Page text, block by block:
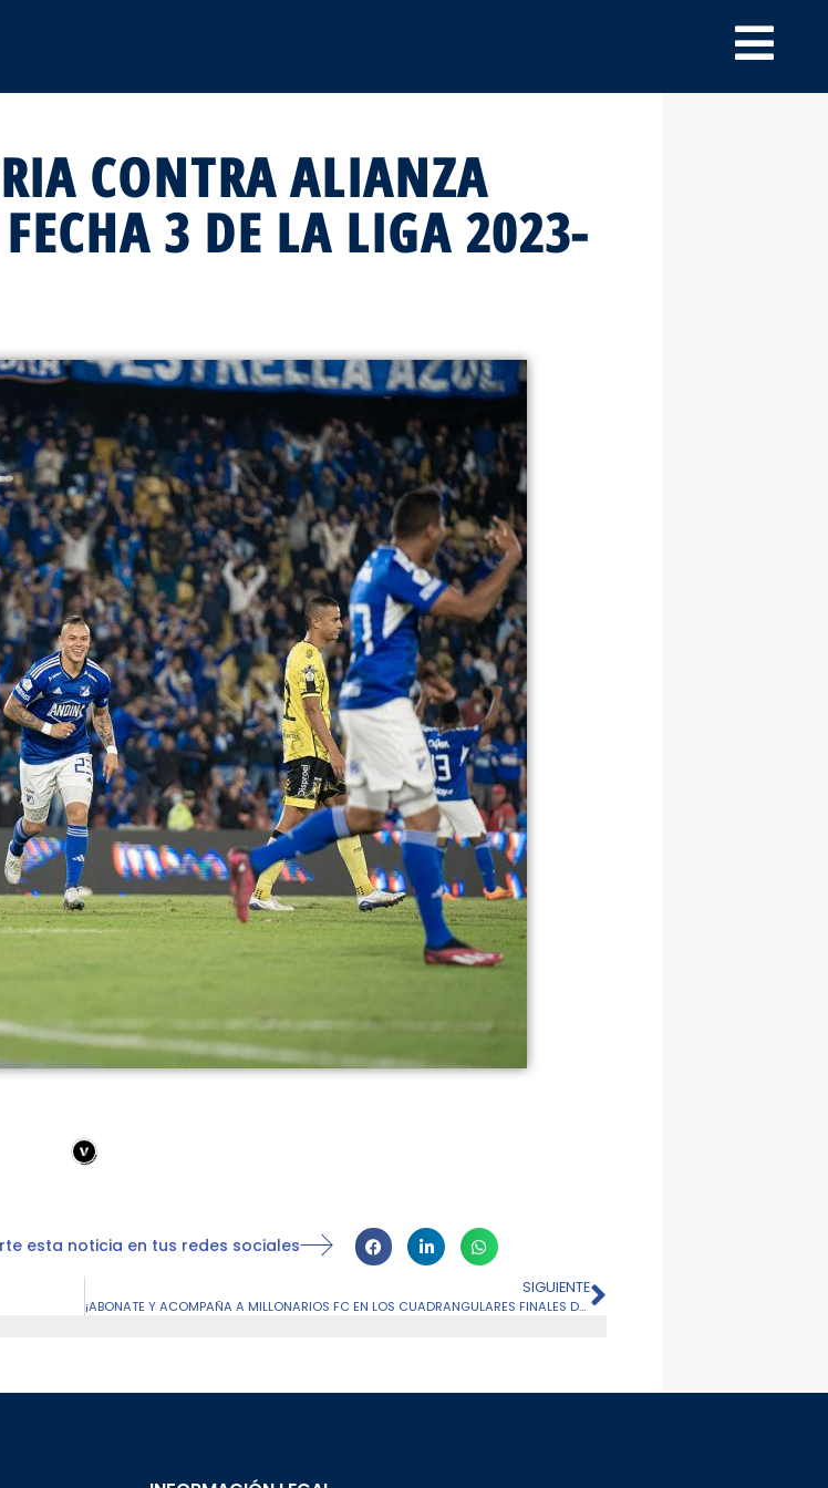
CONTRA ALIANZA
3 DE LA LIGA 2023-
esta noticia en tus redes sociales
SIGUIENTE
¡ABONATE Y ACOMPAÑA A MILLONARIOS FC EN LOS CUADRANGULARES FINALES DE LA LIGA 2023-1!